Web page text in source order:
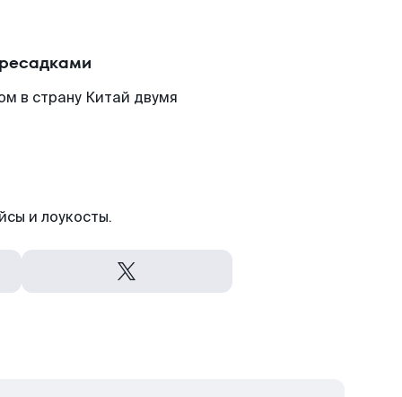
в страну Китай двумя
и лоукосты.